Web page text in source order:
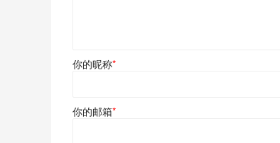
你的昵称*
你的邮箱*